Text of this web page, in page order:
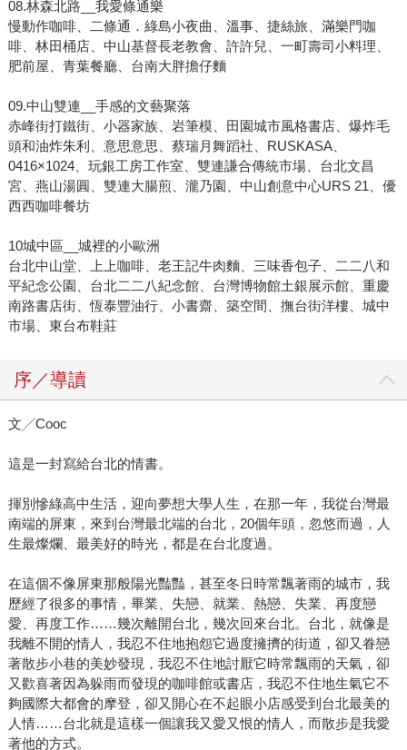
08.林森北路__我愛條通樂
慢動作咖啡、二條通．綠島小夜曲、溫事、捷絲旅、滿樂門咖
啡、林田桶店、中山基督長老教會、許許兒、一町壽司小料理、
肥前屋、青葉餐廳、台南大胖擔仔麵
09.中山雙連__手感的文藝聚落
赤峰街打鐵街、小器家族、岩筆模、田園城市風格書店、爆炸毛
頭和油炸朱利、意思意思、蔡瑞月舞蹈社、RUSKASA、
0416×1024、玩銀工房工作室、雙連謙合傳統市場、台北文昌
宮、燕山湯圓、雙連大腸煎、瀧乃園、中山創意中心URS 21、優
西西咖啡餐坊
10城中區__城裡的小歐洲
台北中山堂、上上咖啡、老王記牛肉麵、三味香包子、二二八和
平紀念公園、台北二二八紀念館、台灣博物館土銀展示館、重慶
南路書店街、恆泰豐油行、小書齋、築空間、撫台街洋樓、城中
市場、東台布鞋莊
序／導讀
文╱Cooc
這是一封寫給台北的情書。
揮別慘綠高中生活，迎向夢想大學人生，在那一年，我從台灣最
南端的屏東，來到台灣最北端的台北，20個年頭，忽悠而過，人
生最燦爛、最美好的時光，都是在台北度過。
在這個不像屏東那般陽光豔豔，甚至冬日時常飄著雨的城市，我
歷經了很多的事情，畢業、失戀、就業、熱戀、失業、再度戀
愛、再度工作……幾次離開台北，幾次回來台北。台北，就像是
我離不開的情人，我忍不住地抱怨它過度擁擠的街道，卻又眷戀
著散步小巷的美妙發現，我忍不住地討厭它時常飄雨的天氣，卻
又歡喜著因為躲雨而發現的咖啡館或書店，我忍不住地生氣它不
夠國際大都會的摩登，卻又開心在不起眼小店感受到台北最美的
人情……台北就是這樣一個讓我又愛又恨的情人，而散步是我愛
著他的方式。